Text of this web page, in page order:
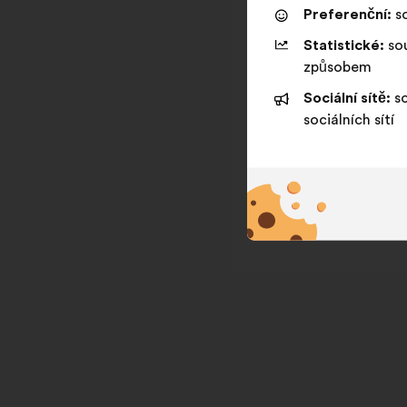
Preferenční:
Statistické:
způsobem
Sociální sítě:
sociálních sítí